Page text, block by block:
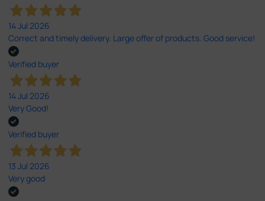
14 Jul 2026
Correct and timely delivery. Large offer of products. Good service!
Verified buyer
14 Jul 2026
Very Good!
Verified buyer
13 Jul 2026
Very good